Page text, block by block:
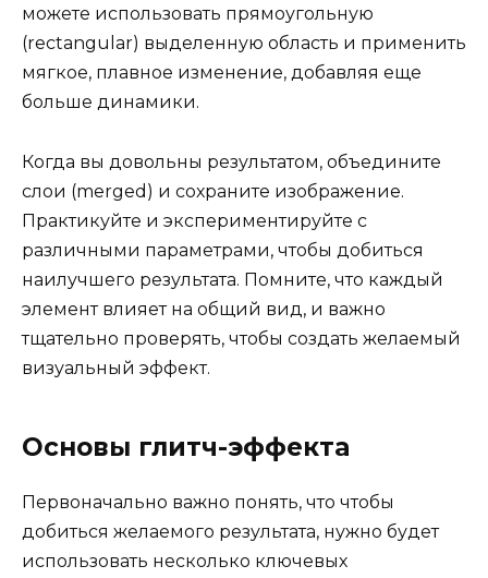
можете использовать прямоугольную
(rectangular) выделенную область и применить
мягкое, плавное изменение, добавляя еще
больше динамики.
Когда вы довольны результатом, объедините
слои (merged) и сохраните изображение.
Практикуйте и экспериментируйте с
различными параметрами, чтобы добиться
наилучшего результата. Помните, что каждый
элемент влияет на общий вид, и важно
тщательно проверять, чтобы создать желаемый
визуальный эффект.
Основы глитч-эффекта
Первоначально важно понять, что чтобы
добиться желаемого результата, нужно будет
использовать несколько ключевых